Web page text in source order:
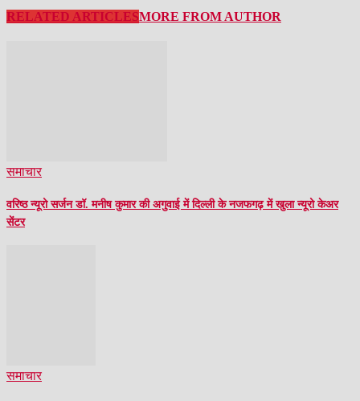
RELATED ARTICLESMORE FROM AUTHOR
समाचार
वरिष्ठ न्यूरो सर्जन डॉ. मनीष कुमार की अगुवाई में दिल्ली के नजफगढ़ में खुला न्यूरो केअर
सेंटर
समाचार